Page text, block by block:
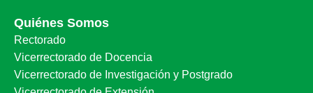
Quiénes Somos
Rectorado
Vicerrectorado de Docencia
Vicerrectorado de Investigación y Postgrado